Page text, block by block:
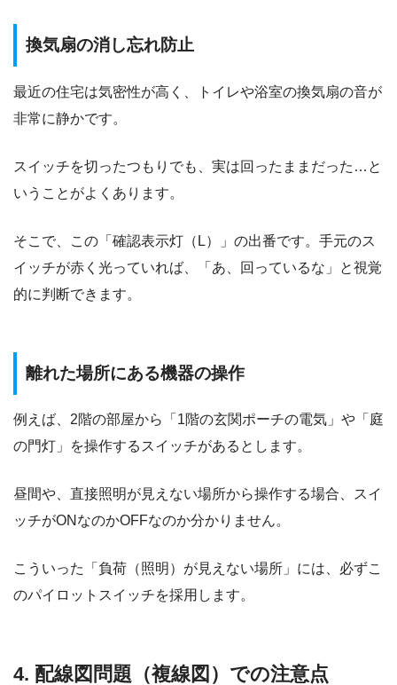
換気扇の消し忘れ防止
最近の住宅は気密性が高く、トイレや浴室の換気扇の音が
非常に静かです。
スイッチを切ったつもりでも、実は回ったままだった…と
いうことがよくあります。
そこで、この「確認表示灯（L）」の出番です。手元のス
イッチが赤く光っていれば、「あ、回っているな」と視覚
的に判断できます。
離れた場所にある機器の操作
例えば、2階の部屋から「1階の玄関ポーチの電気」や「庭
の門灯」を操作するスイッチがあるとします。
昼間や、直接照明が見えない場所から操作する場合、スイ
ッチがONなのかOFFなのか分かりません。
こういった「負荷（照明）が見えない場所」には、必ずこ
のパイロットスイッチを採用します。
4. 配線図問題（複線図）での注意点